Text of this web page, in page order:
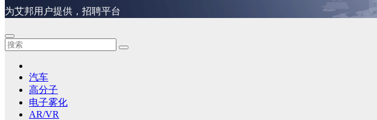
为艾邦用户提供，招聘平台
汽车
高分子
电子雾化
AR/VR